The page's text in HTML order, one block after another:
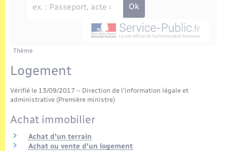
Etat-civil - Papiers - Citoyenneté
Parrainage civil
Recensement
Loisirs
Nouvel habitant
Numérique
Transports scolaires
Travaux - Autorisation d’occupation de l’espace
Plan interactif
Présentation de la commune
Publications
La Communauté de communes
Thème
Logement
Vérifié le 13/09/2017 – Direction de l'information légale et
administrative (Première ministre)
Achat immobilier
Achat d'un terrain
Achat ou vente d'un logement